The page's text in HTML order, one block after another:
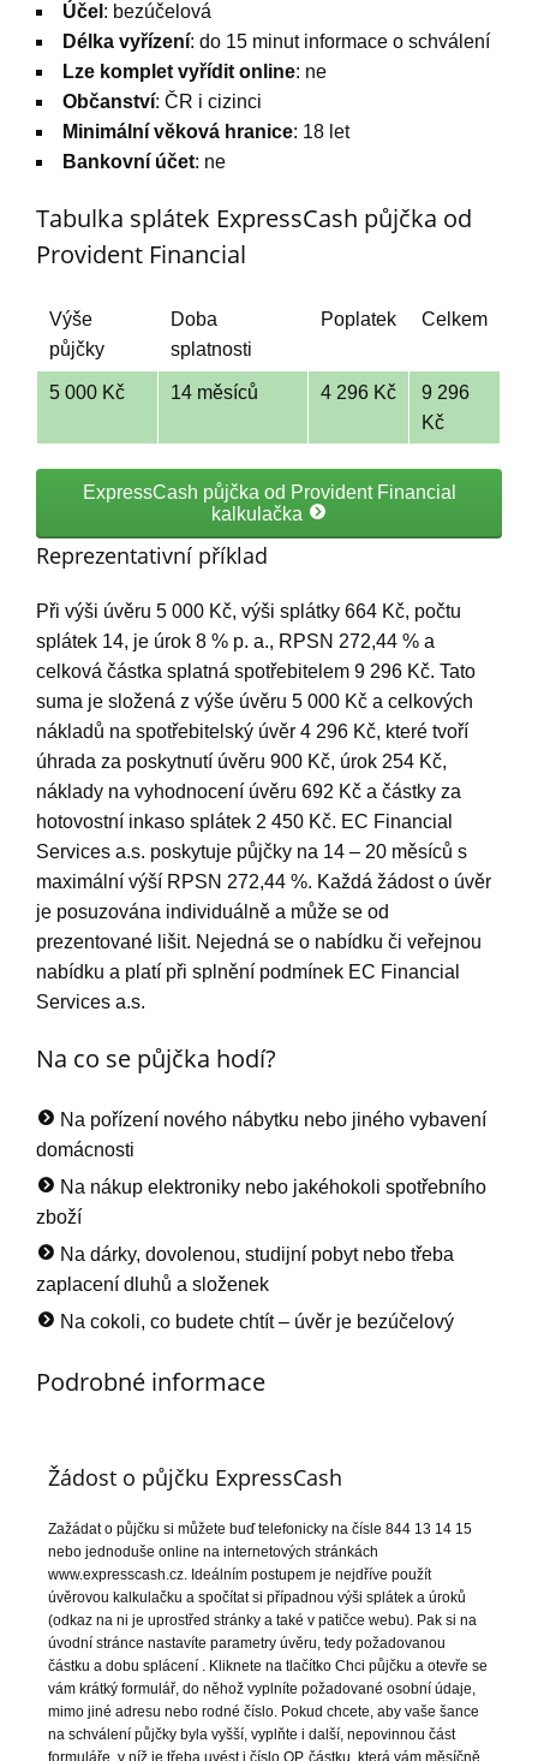
Účel : bezúčelová
Délka vyřízení: do 15 minut informace o schválení
Lze komplet vyřídit online: ne
Občanství: ČR i cizinci
Minimální věková hranice: 18 let
Bankovní účet: ne
Tabulka splátek ExpressCash půjčka od
Provident Financial
Výše
půjčky
Doba
splatnosti
Poplatek Celkem
5 000 Kč 14 měsíců 4 296 Kč
9 296
Kč
ExpressCash půjčka od Provident Financial
kalkulačka
Reprezentativní příklad
Při výši úvěru 5 000 Kč, výši splátky 664 Kč, počtu
splátek 14, je úrok 8 % p. a., RPSN 272,44 % a
celková částka splatná spotřebitelem 9 296 Kč. Tato
suma je složená z výše úvěru 5 000 Kč a celkových
nákladů na spotřebitelský úvěr 4 296 Kč, které tvoří
úhrada za poskytnutí úvěru 900 Kč, úrok 254 Kč,
náklady na vyhodnocení úvěru 692 Kč a částky za
hotovostní inkaso splátek 2 450 Kč. EC Financial
Services a.s. poskytuje půjčky na 14 – 20 měsíců s
maximální výší RPSN 272,44 %. Každá žádost o úvěr
je posuzována individuálně a může se od
prezentované lišit. Nejedná se o nabídku či veřejnou
nabídku a platí při splnění podmínek EC Financial
Services a.s.
Na co se půjčka hodí?
Na pořízení nového nábytku nebo jiného vybavení
domácnosti
Na nákup elektroniky nebo jakéhokoli spotřebního
zboží
Na dárky, dovolenou, studijní pobyt nebo třeba
zaplacení dluhů a složenek
Na cokoli, co budete chtít – úvěr je bezúčelový
Podrobné informace
Žádost o půjčku ExpressCash
Zažádat o půjčku si můžete buď telefonicky na čísle 844 13 14 15
nebo jednoduše online na internetových stránkách
www.expresscash.cz. Ideálním postupem je nejdříve použít
úvěrovou kalkulačku a spočítat si případnou výši splátek a úroků
(odkaz na ni je uprostřed stránky a také v patičce webu). Pak si na
úvodní stránce nastavíte parametry úvěru, tedy požadovanou
částku a dobu splácení . Kliknete na tlačítko Chci půjčku a otevře se
vám krátký formulář, do něhož vyplníte požadované osobní údaje,
mimo jiné adresu nebo rodné číslo. Pokud chcete, aby vaše šance
na schválení půjčky byla vyšší, vyplňte i další, nepovinnou část
formuláře, v níž je třeba uvést i číslo OP, částku, která vám měsíčně